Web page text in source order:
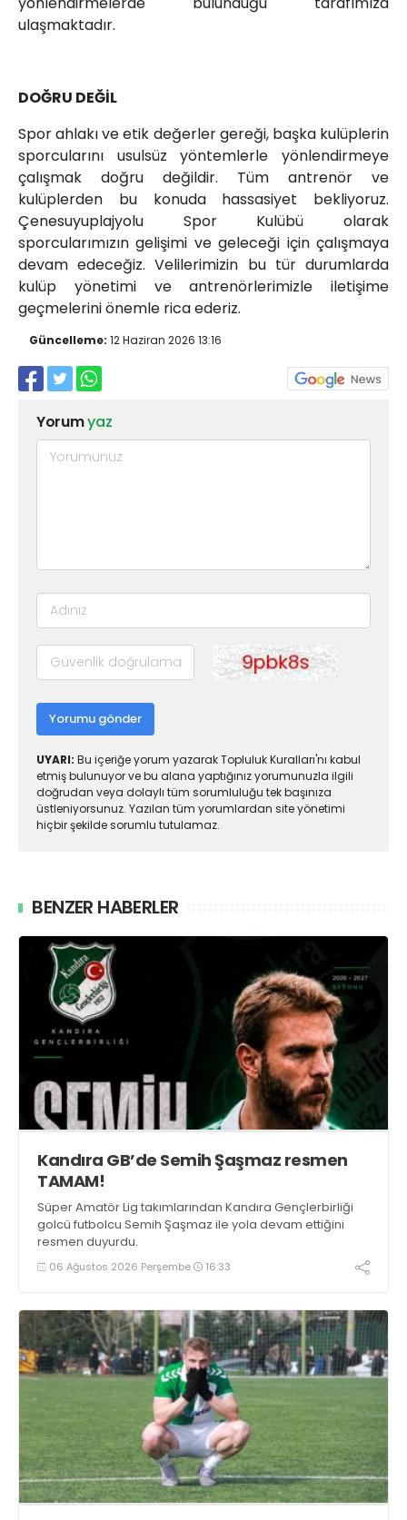
ulaşmaktadır.
DOĞRU DEĞİL
Spor ahlakı ve etik değerler gereği, başka kulüplerin
sporcularını usulsüz yöntemlerle yönlendirmeye
çalışmak doğru değildir. Tüm antrenör ve
kulüplerden bu konuda hassasiyet bekliyoruz.
Çenesuyuplajyolu Spor Kulübü olarak
sporcularımızın gelişimi ve geleceği için çalışmaya
devam edeceğiz. Velilerimizin bu tür durumlarda
kulüp yönetimi ve antrenörlerimizle iletişime
geçmelerini önemle rica ederiz.
Güncelleme: 12 Haziran 2026 13:16
Yorumyaz
Yorumu gönder
UYARI: Bu içeriğe yorum yazarak Topluluk Kuralları'nı kabul
etmiş bulunuyor ve bu alana yaptığınız yorumunuzla ilgili
doğrudan veya dolaylı tüm sorumluluğu tek başınıza
üstleniyorsunuz. Yazılan tüm yorumlardan site yönetimi
hiçbir şekilde sorumlu tutulamaz.
BENZER HABERLER
Kandıra GB’de Semih Şaşmaz resmen
TAMAM!
Süper Amatör Lig takımlarından Kandıra Gençlerbirliği
golcü futbolcu Semih Şaşmaz ile yola devam ettiğini
resmen duyurdu.
06 Ağustos 2026 Perşembe 16:33